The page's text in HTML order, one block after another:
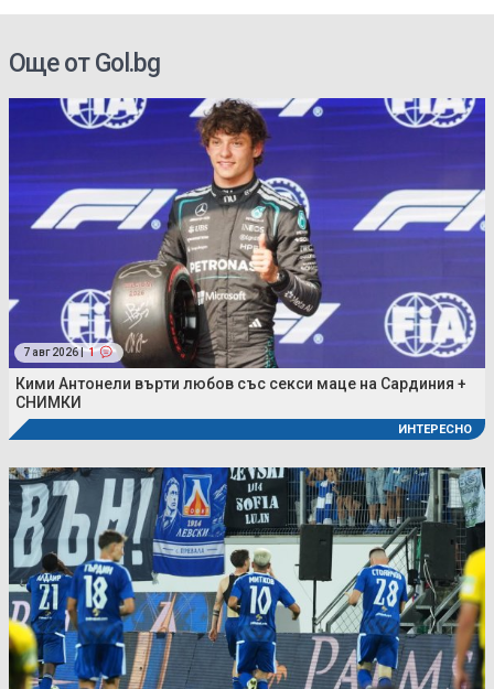
Още от Gol.bg
7 авг 2026 | 1
Кими Антонели върти любов със секси маце на Сардиния +
СНИМКИ
ИНТЕРЕСНО